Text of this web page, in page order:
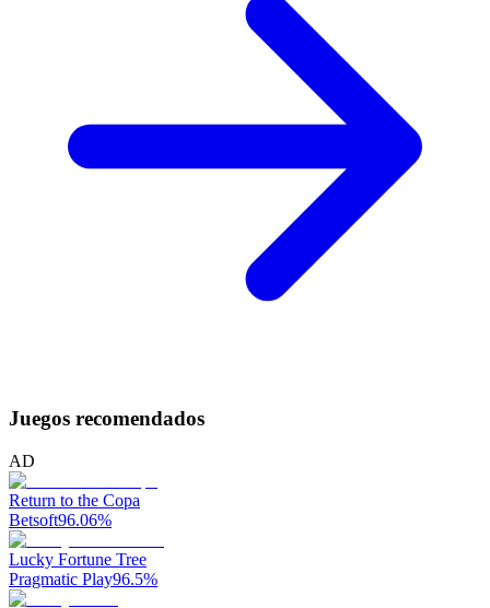
Juegos recomendados
AD
Return to the Copa
Betsoft96.06%
Lucky Fortune Tree
Pragmatic Play96.5%